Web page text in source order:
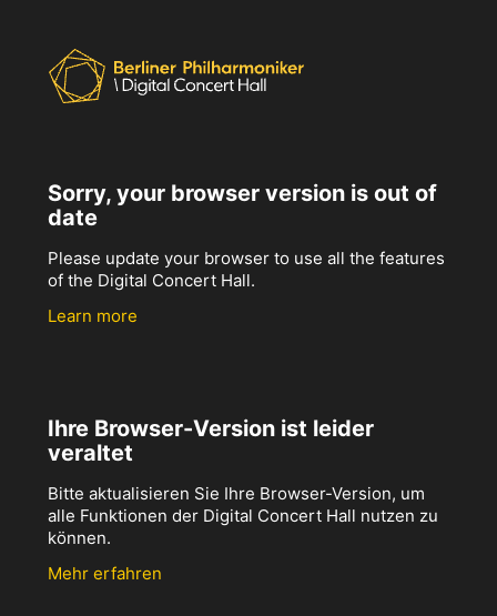
Sorry, your browser version is out of
date
Please update your browser to use all the features
of the Digital Concert Hall.
Learn more
Ihre Browser-Version ist leider
veraltet
Bitte aktualisieren Sie Ihre Browser-Version, um
alle Funktionen der Digital Concert Hall nutzen zu
können.
Mehr erfahren